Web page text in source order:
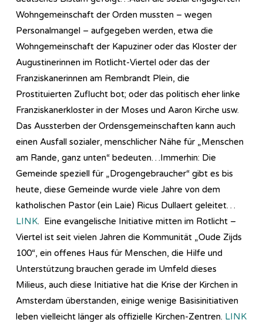
Wohngemeinschaft der Orden mussten – wegen
Personalmangel – aufgegeben werden, etwa die
Wohngemeinschaft der Kapuziner oder das Kloster der
Augustinerinnen im Rotlicht-Viertel oder das der
Franziskanerinnen am Rembrandt Plein, die
Prostituierten Zuflucht bot; oder das politisch eher linke
Franziskanerkloster in der Moses und Aaron Kirche usw.
Das Aussterben der Ordensgemeinschaften kann auch
einen Ausfall sozialer, menschlicher Nähe für „Menschen
am Rande, ganz unten“ bedeuten…Immerhin: Die
Gemeinde speziell für „Drogengebraucher“ gibt es bis
heute, diese Gemeinde wurde viele Jahre von dem
katholischen Pastor (ein Laie) Ricus Dullaert geleitet…
LINK. Eine evangelische Initiative mitten im Rotlicht –
Viertel ist seit vielen Jahren die Kommunität „Oude Zijds
100“, ein offenes Haus für Menschen, die Hilfe und
Unterstützung brauchen gerade im Umfeld dieses
Milieus, auch diese Initiative hat die Krise der Kirchen in
Amsterdam überstanden, einige wenige Basisinitiativen
leben vielleicht länger als offizielle Kirchen-Zentren. LINK